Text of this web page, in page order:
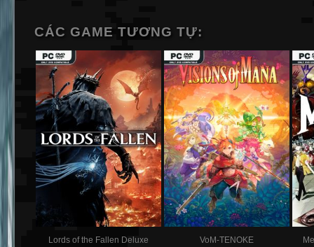
CÁC GAME TƯƠNG TỰ:
Lords of the Fallen Deluxe
VoM-TENOKE